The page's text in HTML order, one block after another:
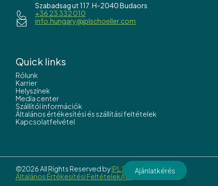
Ajánlatkérés
Szabadsag ut 117. H-2040 Budaors
+36 23 332 010
info.hungary@iplschoeller.com
Quick links
Rólunk
Karrier
Helyszínek
Media center
Szállítói információk
Általános értékesítési és szállítási feltételek
Kapcsolatfelvétel
©2026 All Rights Reserved byIPL Schoeller.
Általános Értékesítési FeltételekAdatvédelem